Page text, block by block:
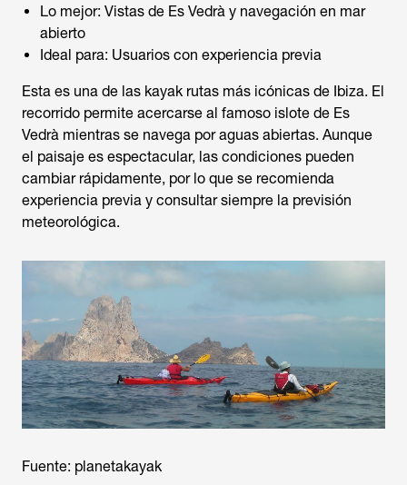
Lo mejor: Vistas de Es Vedrà y navegación en mar
abierto
Ideal para: Usuarios con experiencia previa
Esta es una de las kayak rutas más icónicas de Ibiza. El
recorrido permite acercarse al famoso islote de Es
Vedrà mientras se navega por aguas abiertas. Aunque
el paisaje es espectacular, las condiciones pueden
cambiar rápidamente, por lo que se recomienda
experiencia previa y consultar siempre la previsión
meteorológica.
Fuente: planetakayak